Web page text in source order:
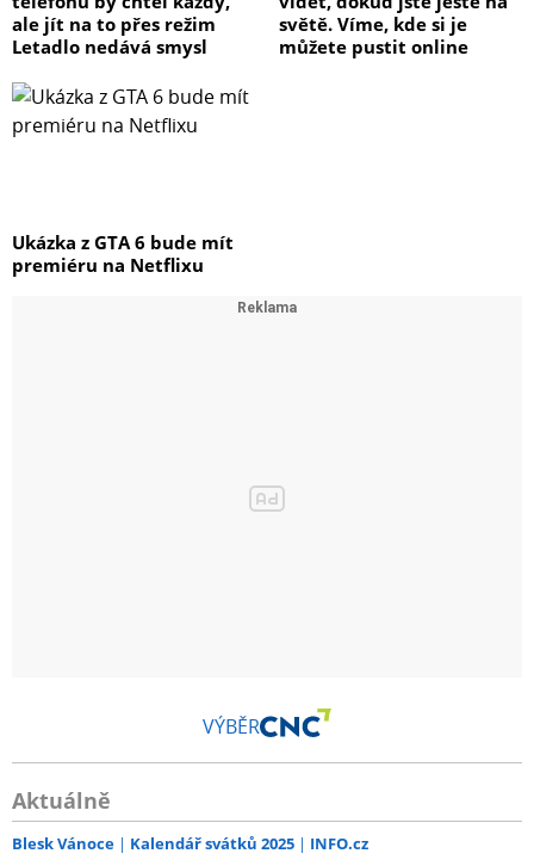
ale jít na to přes režim
Letadlo nedává smysl
světě. Víme, kde si je
můžete pustit online
Ukázka z GTA 6 bude mít
premiéru na Netflixu
VÝBĚR
Aktuálně
Blesk Vánoce Kalendář svátků 2025 INFO.cz